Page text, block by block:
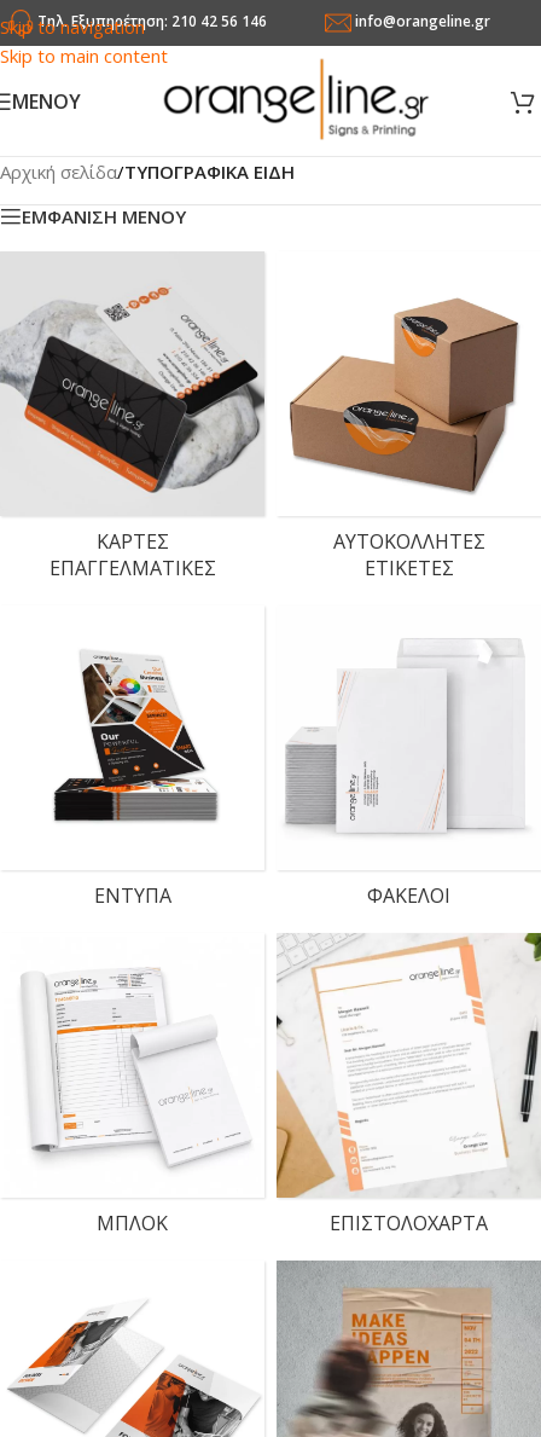
Skip to navigation
Skip to main content
Τηλ. Εξυπηρέτηση: 210 42 56 146 info@orangeline.gr
MENOY
Αρχική σελίδα/ΤΥΠΟΓΡΑΦΙΚΑ ΕΙΔΗ
ΕΜΦΑΝΙΣΗ ΜΕΝΟΥ
ΚΑΡΤΕΣ
ΕΠΑΓΓΕΛΜΑΤΙΚΕΣ
ΑΥΤΟΚΟΛΛΗΤΕΣ
ΕΤΙΚΕΤΕΣ
ENTYΠA ΦΑΚΕΛΟΙ
ΜΠΛΟΚ ΕΠΙΣΤΟΛΟΧΑΡΤΑ